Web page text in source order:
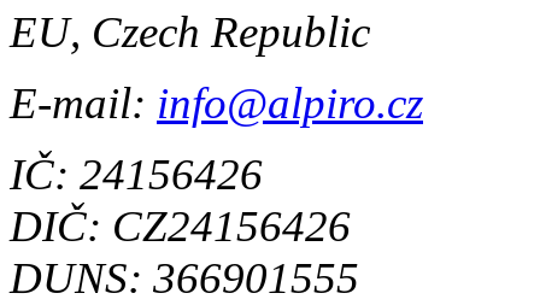
EU, Czech Republic
E-mail: info@alpiro.cz
IČ: 24156426
DIČ: CZ24156426
DUNS: 366901555